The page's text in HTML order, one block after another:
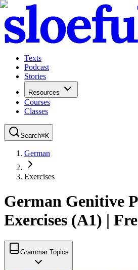
Texts
Podcast
Stories
Resources
Courses
Classes
Search⌘K
German
Exercises
German Genitive
Exercises (A1) |
Grammar Topics